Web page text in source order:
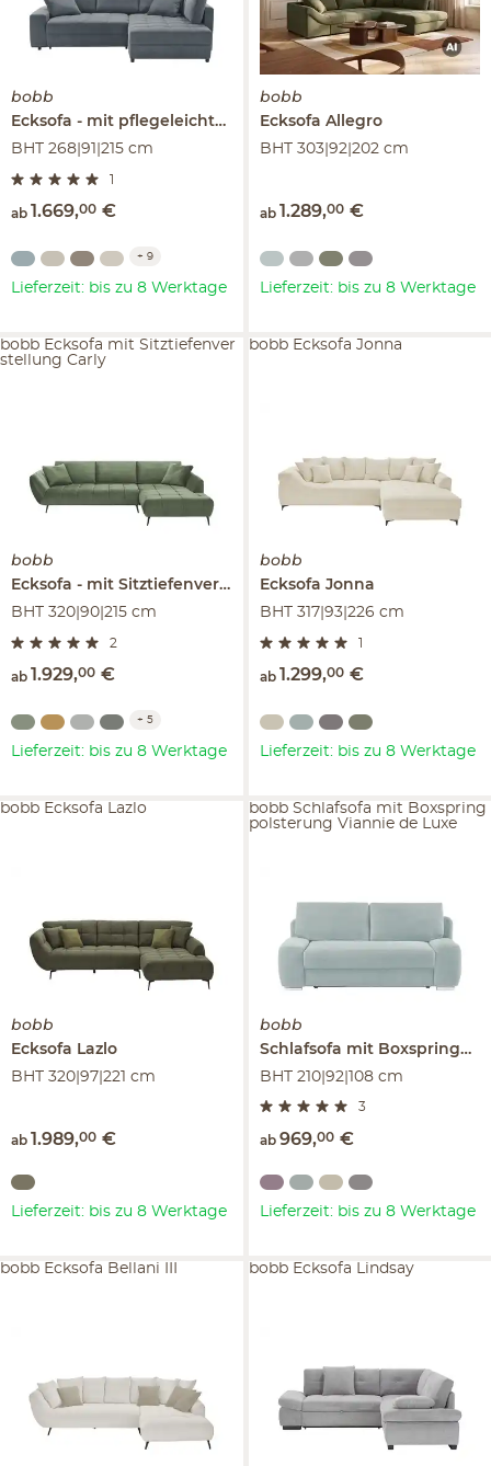
bobb
Ecksofa mit pflegeleichtem Bezug
Arissa de Luxe
BHT 268|91|215 cm
1
ab 1.669,00 €
+ 9
Lieferzeit: bis zu 8 Werktage
bobb
Ecksofa Allegro
BHT 303|92|202 cm
ab 1.289,00 €
Lieferzeit: bis zu 8 Werktage
bobb
Ecksofa mit Sitztiefenverstellung
Carly
BHT 320|90|215 cm
2
ab 1.929,00 €
bobb Ecksofa mit Sitztiefenver
stellung Carly
+ 5
Lieferzeit: bis zu 8 Werktage
bobb
Ecksofa Jonna
BHT 317|93|226 cm
1
ab 1.299,00 €
bobb Ecksofa Jonna
Lieferzeit: bis zu 8 Werktage
bobb
Ecksofa Lazlo
BHT 320|97|221 cm
ab 1.989,00 €
bobb Ecksofa Lazlo
Lieferzeit: bis zu 8 Werktage
bobb
Schlafsofa mit Boxspringpolsterung
BHT 210|92|108 cm
3
ab 969,00 €
bobb Schlafsofa mit Boxspring
polsterung Viannie de Luxe
Lieferzeit: bis zu 8 Werktage
bobb Ecksofa Bellani III bobb Ecksofa Lindsay